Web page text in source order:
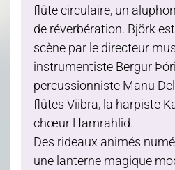
flûte circulaire, un
de réverbération. Björk
scène par le directeur
instrumentiste Bergur
percussionniste Manu
flûtes Viibra, la harpiste
chœur Hamrahlid.
Des rideaux animés
une lanterne magique